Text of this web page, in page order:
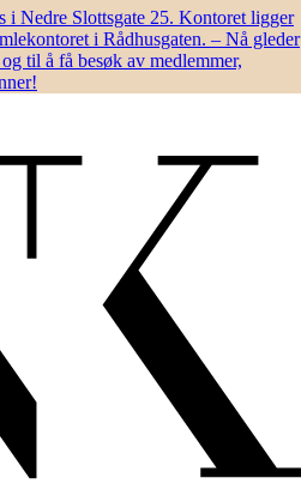
i Nedre Slottsgate 25. Kontoret ligger
i Rådhusgaten. – Nå gleder
til å få besøk av medlemmer,